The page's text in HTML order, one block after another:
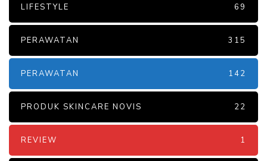
LIFESTYLE 69
PERAWATAN 315
PERAWATAN 142
PRODUK SKINCARE NOVIS 22
REVIEW 1